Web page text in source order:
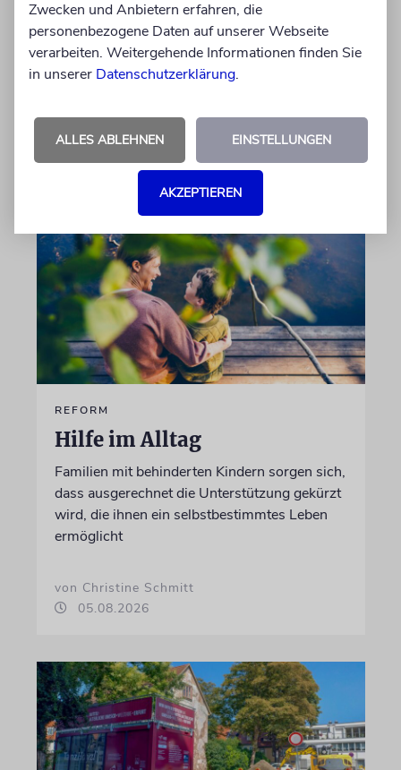
Die Jüdische Kultusgemeinde ernannte
erstmals einen Oberrabbiner, erinnerte an 55
Jahre Gemeindehaus und gab ihrer Synagoge
den Namen eines berühmten Gelehrten der
von Mascha Malburg
09.08.2026
REFORM
Hilfe im Alltag
Familien mit behinderten Kindern sorgen sich,
dass ausgerechnet die Unterstützung gekürzt
wird, die ihnen ein selbstbestimmtes Leben
ermöglicht
von Christine Schmitt
05.08.2026
Zwecken und Anbietern erfahren, die
personenbezogene Daten auf unserer Webseite
verarbeiten. Weitergehende Informationen finden Sie
in unserer Datenschutzerklärung.
ALLES ABLEHNEN EINSTELLUNGEN
AKZEPTIEREN